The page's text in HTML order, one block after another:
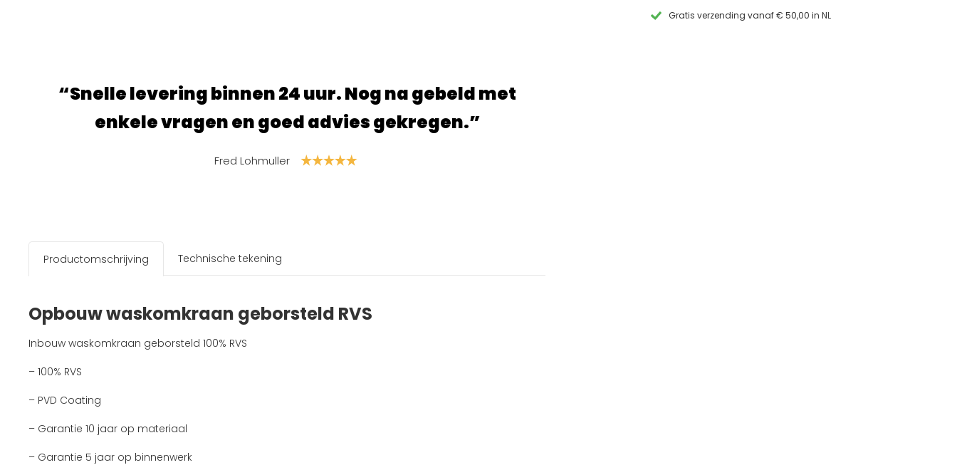
Gratis verzending vanaf € 50,00 in NL
Productomschrijving Technische tekening
Opbouw waskomkraan geborsteld RVS
Inbouw waskomkraan geborsteld 100% RVS
– 100% RVS
– PVD Coating
– Garantie 10 jaar op materiaal
– Garantie 5 jaar op binnenwerk
Nog na gebeld met
advies gekregen.”
“Super fijne site, alles ging snel en ben blij met de
producten die ik heb besteld!”